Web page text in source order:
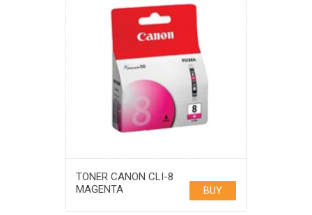
TONER CANON CLI-8
MAGENTA
BUY